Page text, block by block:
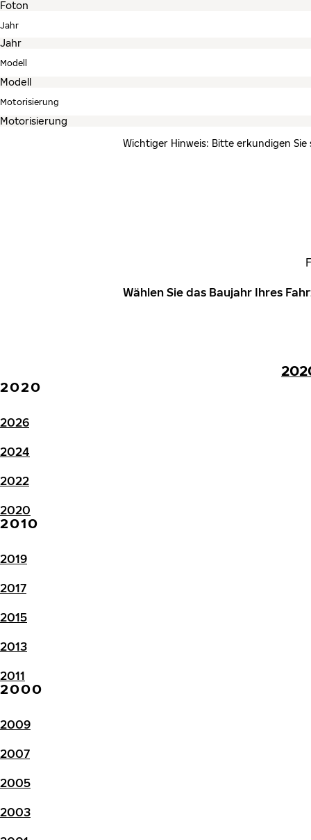
Jahr
Modell
Motorisierung
Wichtiger Hinweis: Bitte erkundigen
Wählen Sie das Baujahr Ihres
2020
2026
2024
2022
2020
2010
2019
2017
2015
2013
2011
2000
2009
2007
2005
2003